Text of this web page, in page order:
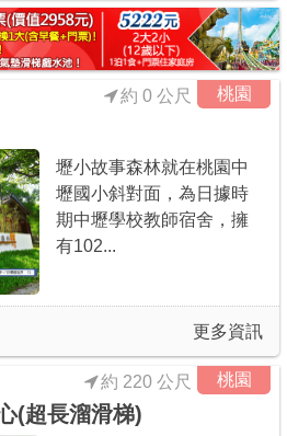
桃園
約 0 公尺
壢小故事森林就在桃園中
壢國小斜對面，為日據時
期中壢學校教師宿舍，擁
有102...
更多資訊
桃園
(超長溜滑梯)
約 220 公尺